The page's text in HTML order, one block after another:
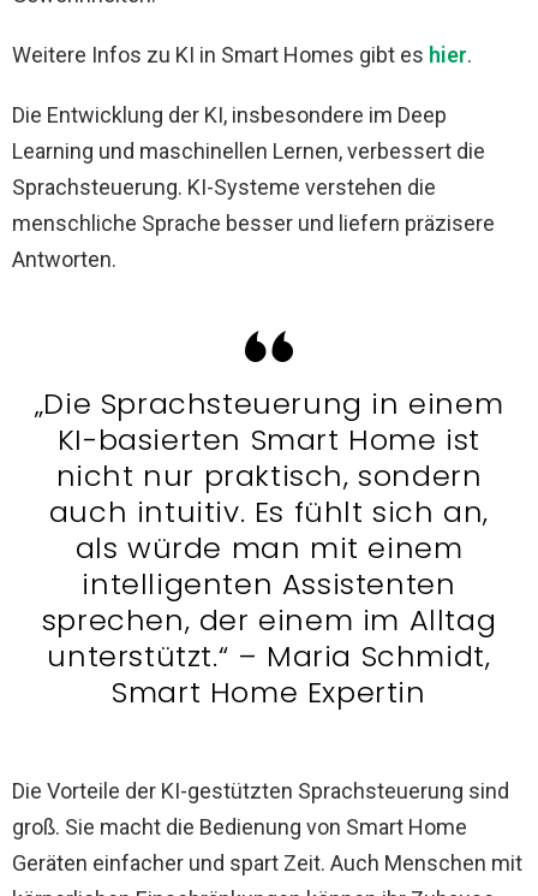
Weitere Infos zu KI in Smart Homes gibt es hier.
Die Entwicklung der KI, insbesondere im Deep
Learning und maschinellen Lernen, verbessert die
Sprachsteuerung. KI-Systeme verstehen die
menschliche Sprache besser und liefern präzisere
Antworten.
„Die Sprachsteuerung in einem
KI-basierten Smart Home ist
nicht nur praktisch, sondern
auch intuitiv. Es fühlt sich an,
als würde man mit einem
intelligenten Assistenten
sprechen, der einem im Alltag
unterstützt.“ – Maria Schmidt,
Smart Home Expertin
Die Vorteile der KI-gestützten Sprachsteuerung sind
groß. Sie macht die Bedienung von Smart Home
Geräten einfacher und spart Zeit. Auch Menschen mit